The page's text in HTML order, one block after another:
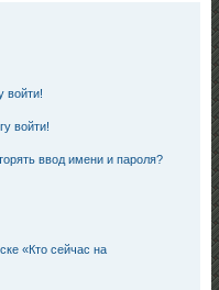
войти!
войти!
ввод имени и пароля?
«Кто сейчас на